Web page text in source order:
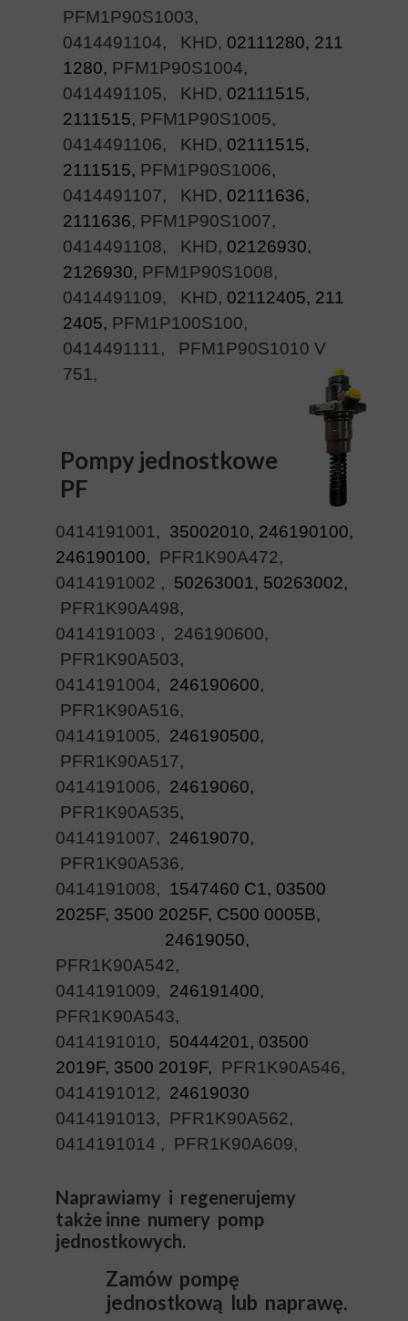
Naprawiamy i regenerujemy
także inne numery pomp
jednostkowych.
PFM1P90S1003,
0414491104, KHD, 02111280, 211
1280, PFM1P90S1004,
0414491105, KHD, 02111515,
2111515, PFM1P90S1005,
0414491106, KHD, 02111515,
2111515, PFM1P90S1006,
0414491107, KHD, 02111636,
2111636, PFM1P90S1007,
0414491108, KHD, 02126930,
2126930, PFM1P90S1008,
0414491109, KHD, 02112405, 211
2405, PFM1P100S100,
0414491111, PFM1P90S1010 V
751,
0414191001, 35002010, 246190100,
246190100, PFR1K90A472,
0414191002 , 50263001, 50263002,
PFR1K90A498,
0414191003 , 246190600,
PFR1K90A503,
0414191004, 246190600,
PFR1K90A516,
0414191005, 246190500,
PFR1K90A517,
0414191006, 24619060,
PFR1K90A535,
0414191007, 24619070,
PFR1K90A536,
0414191008, 1547460 C1, 03500
2025F, 3500 2025F, C500 0005B,
24619050,
PFR1K90A542,
0414191009, 246191400,
PFR1K90A543,
0414191010, 50444201, 03500
2019F, 3500 2019F, PFR1K90A546,
0414191012, 24619030
0414191013, PFR1K90A562,
0414191014 , PFR1K90A609,
Pompy jednostkowe
PF
Zamów pompę
jednostkową lub naprawę.